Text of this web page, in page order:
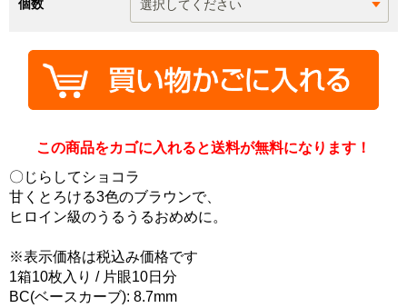
個数
この商品をカゴに入れると送料が無料になります！
〇じらしてショコラ
甘くとろける3色のブラウンで、
ヒロイン級のうるうるおめめに。
※表示価格は税込み価格です
1箱10枚入り / 片眼10日分
BC(ベースカーブ): 8.7mm